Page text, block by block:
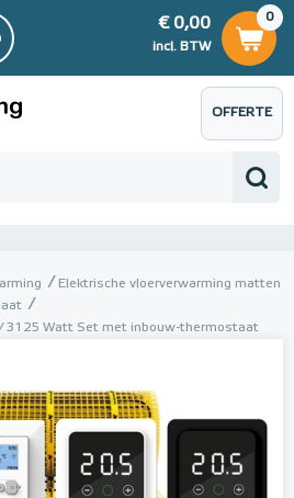
0
€ 0,00
incl. BTW
€ 0,00
OFFERTE
AANVRAGEN
Elektrische vloerverwarming matten
/ 3125 Watt Set met inbouw-thermostaat